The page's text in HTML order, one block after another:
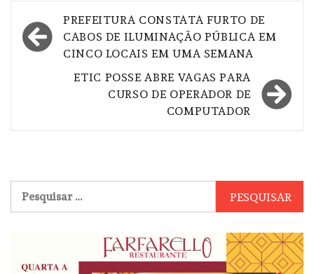
Navegação
de
PREFEITURA CONSTATA FURTO DE
CABOS DE ILUMINAÇÃO PÚBLICA EM
CINCO LOCAIS EM UMA SEMANA
ETIC POSSE ABRE VAGAS PARA
CURSO DE OPERADOR DE
COMPUTADOR